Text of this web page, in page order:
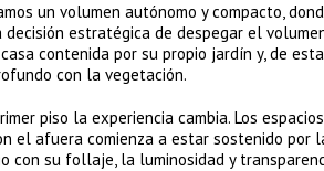
un volumen autónomo y compacto,
decisión estratégica de despegar el
contenida por su propio jardín y, de
con la vegetación.
piso la experiencia cambia. Los
el afuera comienza a estar sostenido por
con su follaje, la luminosidad y